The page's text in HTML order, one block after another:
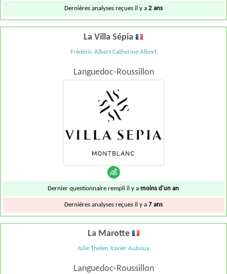
Dernières analyses reçues il y a 2 ans
La Villa Sépia
Frédéric Albert Catherine Albert
Languedoc-Roussillon
Dernier questionnaire rempli il y amoins d'un an
Dernières analyses reçues il y a 7 ans
La Marotte
Julie Thelen Xavier Auboux
Languedoc-Roussillon